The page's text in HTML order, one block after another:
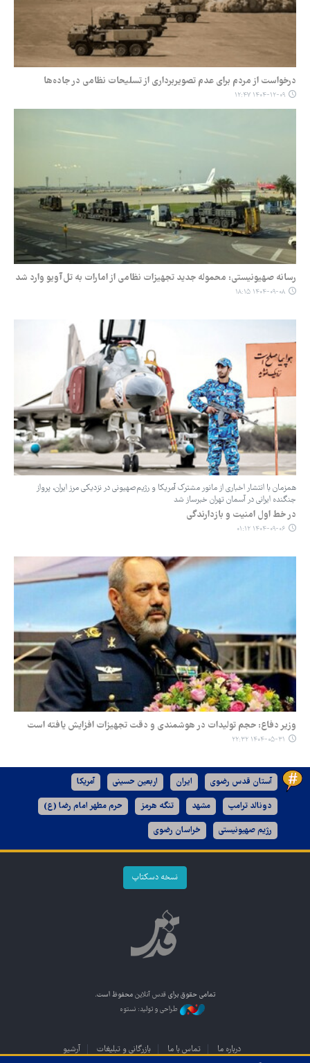
درخواست از مردم برای عدم تصویربرداری از تسلیحات نظامی در جاده‌ها
۱۴۰۴-۱۲-۰۹ ۱۲:۴۷
رسانه صهیونیستی: محموله جدید تجهیزات نظامی از امارات به تل‌آویو وارد شد
۱۴۰۴-۰۹-۰۸ ۱۸:۱۵
همزمان با انتشار اخباری از مانور مشترک آمریکا و رژیم‌صهیونی در نزدیکی مرز ایران، پرواز
جنگنده ایرانی در آسمان تهران خبرساز شد
در خط اول امنیت و بازدارندگی
۱۴۰۴-۰۹-۰۶ ۰۱:۱۲
وزیر دفاع: حجم تولیدات در هوشمندی و دقت تجهیزات افزایش یافته است
۱۴۰۴-۰۵-۳۱ ۲۲:۳۲
آستان قدس رضوی ایران اربعین حسینی آمریکا
دونالد ترامپ مشهد تنگه هرمز حرم مطهر امام رضا (ع)
رژیم صهیونیستی خراسان رضوی
نسخه دسکتاپ
تمامی حقوق برای قدس آنلاین محفوظ است.
طراحی و تولید: نستوه
درباره ما تماس با ما بازرگانی و تبلیغات آرشیو